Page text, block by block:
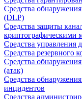
Средства
(DLP)
Средства защиты
криптографическими
Средства управления
Средства резервного
Средства
(атак)
Средства
инцидентов
Средства